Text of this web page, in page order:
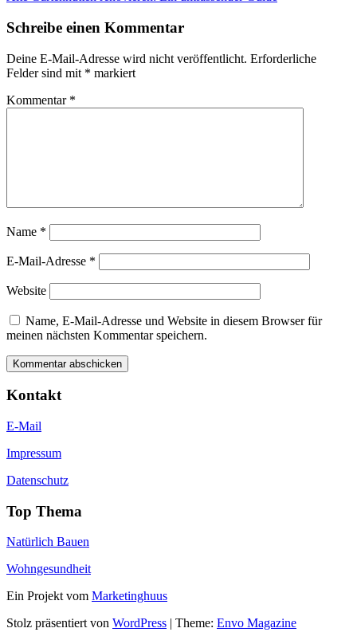
Schreibe einen Kommentar
Deine E-Mail-Adresse wird nicht veröffentlicht. Erforderliche
Felder sind mit * markiert
Kommentar *
Name *
E-Mail-Adresse *
Website
Name, E-Mail-Adresse und Website in diesem Browser für
meinen nächsten Kommentar speichern.
Kontakt
E-Mail
Impressum
Datenschutz
Top Thema
Natürlich Bauen
Wohngesundheit
Ein Projekt vom Marketinghuus
Stolz präsentiert von WordPress | Theme: Envo Magazine